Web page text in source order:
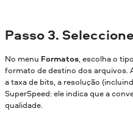
Passo 3.
No menu Formatos, escolha o
formato de destino dos arquivos.
a taxa de bits, a resolução
SuperSpeed: ele indica que a
qualidade.